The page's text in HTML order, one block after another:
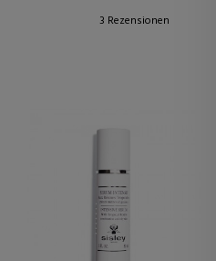
3 Rezensionen